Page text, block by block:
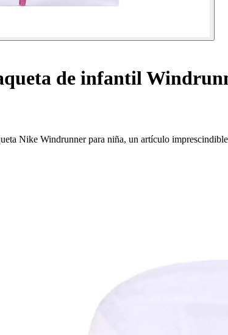
de infantil
Nike Windrunner para niña, un artículo